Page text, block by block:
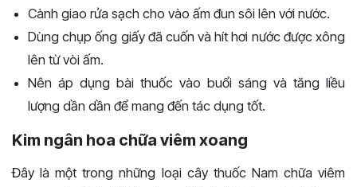
Cành giao rửa sạch cho vào ấm đun sôi lên với nước.
Dùng chụp ống giấy đã cuốn và hít hơi nước được xông
lên từ vòi ấm.
Nên áp dụng bài thuốc vào buổi sáng và tăng liều
lượng dần dần để mang đến tác dụng tốt.
Kim ngân hoa chữa viêm xoang
Đây là một trong những loại cây thuốc Nam chữa viêm